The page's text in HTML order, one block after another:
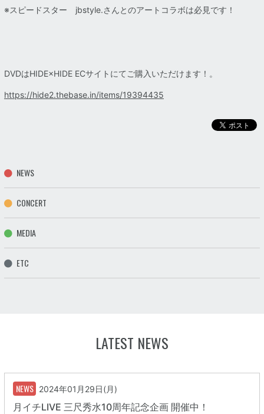
NEWS
CONCERT
MEDIA
ETC
※スピードスター jbstyle.さんとのアートコラボは必見です！
DVDはHIDE×HIDE ECサイトにてご購入いただけます！。
https://hide2.thebase.in/items/19394435
LATEST NEWS
NEWS 2024年01月29日(月)
月イチLIVE 三尺秀水10周年記念企画 開催中！